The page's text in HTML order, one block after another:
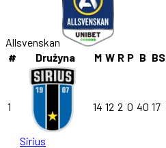
Allsvenskan
#
Drużyna M W R P B BS
1
Sirius
14 12 2 0 40 17